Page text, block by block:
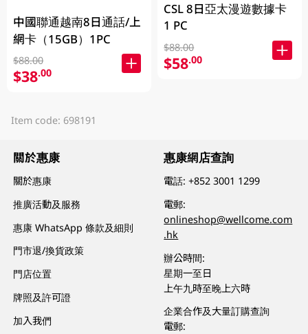
中國聯通越南8日通話/上
網卡（15GB）1PC
$88.00
$38.00
CSL 8日亞太漫遊數據卡
1 PC
$88.00
$58.00
Item code: 698191
關於惠康
關於惠康
推廣活動及服務
惠康 WhatsApp 條款及細則
門市退/換貨政策
門店位置
牌照及許可證
加入我們
惠康網店查詢
電話:+852 3001 1299
電郵:
onlineshop@wellcome.com
.hk
辦公時間:
星期一至日
上午九時至晚上六時
企業合作及大量訂購查詢
電郵: